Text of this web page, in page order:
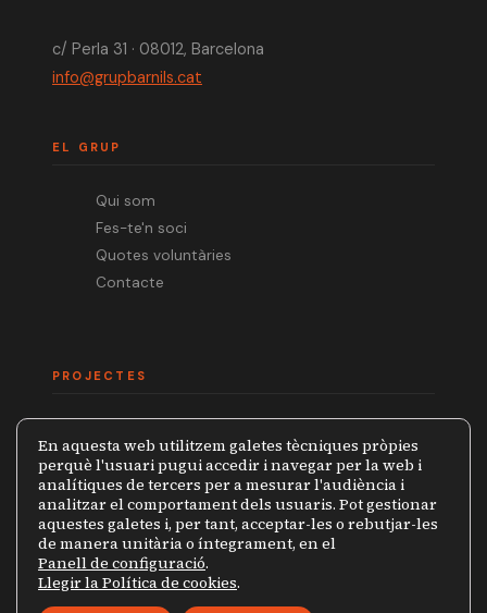
c/ Perla 31 · 08012, Barcelona
info@grupbarnils.cat
EL GRUP
Qui som
Fes-te'n soci
Quotes voluntàries
Contacte
PROJECTES
Premi Ramon Barnils
Col·lecció Periodistes
Mapa de la Censura
© 2026 Grup de Periodistes Ramon Barnils
En aquesta web utilitzem galetes tècniques pròpies
perquè l'usuari pugui accedir i navegar per la web i
analítiques de tercers per a mesurar l'audiència i
analitzar el comportament dels usuaris. Pot gestionar
aquestes galetes i, per tant, acceptar-les o rebutjar-les
de manera unitària o íntegrament, en el
Panell de configuració.
Llegir la Política de cookies.